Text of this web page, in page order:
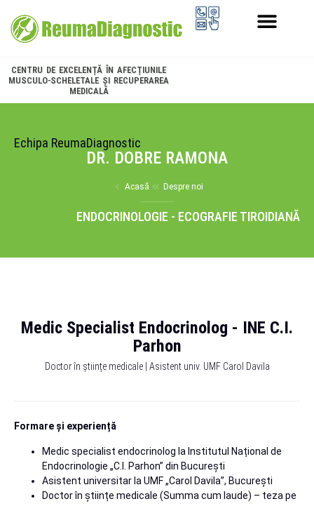
CENTRU DE EXCELENȚĂ ÎN AFECȚIUNILE
MUSCULO-SCHELETALE ȘI RECUPERAREA
MEDICALĂ
Echipa ReumaDiagnostic
DR. DOBRE RAMONA
Acasă Despre noi
ENDOCRINOLOGIE - ECOGRAFIE TIROIDIANĂ
Medic Specialist Endocrinolog - INE C.I.
Parhon
Doctor în științe medicale | Asistent univ. UMF Carol Davila
Formare și experiență
Medic specialist endocrinolog la Institutul Național de
Endocrinologie „C.I. Parhon” din București
Asistent universitar la UMF „Carol Davila”, București
Doctor în științe medicale (Summa cum laude) – teza pe